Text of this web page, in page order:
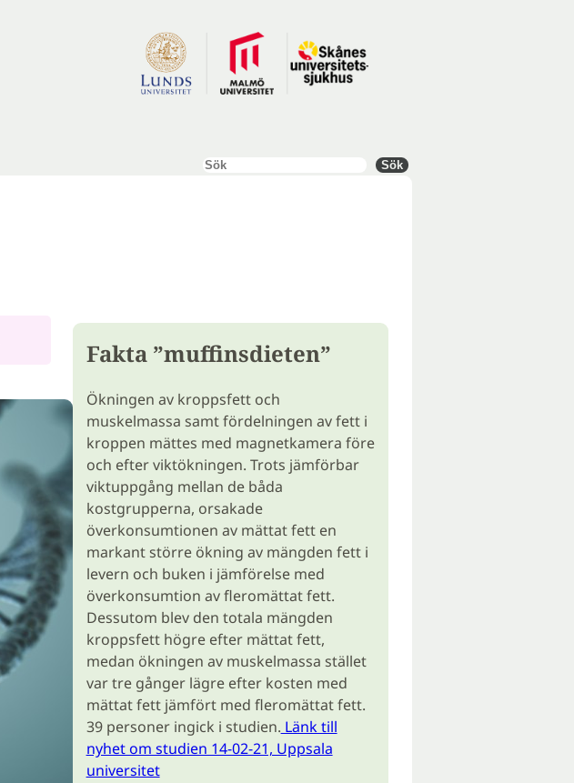
Sök Sök
Fakta ”muffinsdieten”
Ökningen av kroppsfett och
muskelmassa samt fördelningen av fett i
kroppen mättes med magnetkamera före
och efter viktökningen. Trots jämförbar
viktuppgång mellan de båda
kostgrupperna, orsakade
överkonsumtionen av mättat fett en
markant större ökning av mängden fett i
levern och buken i jämförelse med
överkonsumtion av fleromättat fett.
Dessutom blev den totala mängden
kroppsfett högre efter mättat fett,
medan ökningen av muskelmassa stället
var tre gånger lägre efter kosten med
mättat fett jämfört med fleromättat fett.
39 personer ingick i studien. Länk till
nyhet om studien 14-02-21, Uppsala
universitet